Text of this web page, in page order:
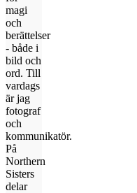
magi
och
berättelser
- både i
bild och
ord. Till
vardags
är jag
fotograf
och
kommunikatör.
På
Northern
Sisters
delar